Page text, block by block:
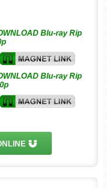
Blu-ray Rip
Blu-ray Rip